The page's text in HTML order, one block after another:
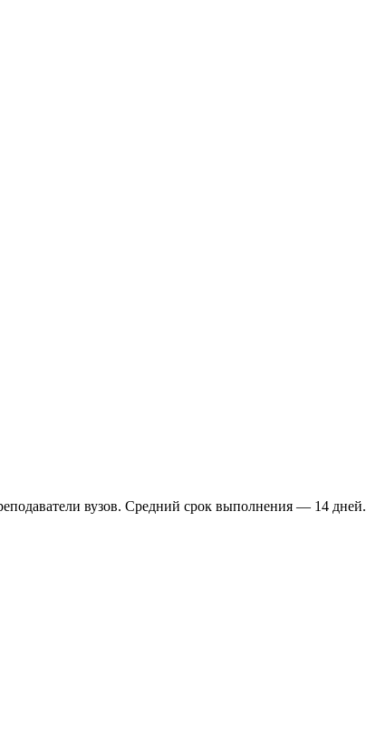
вузов. Средний срок выполнения — 14 дней.